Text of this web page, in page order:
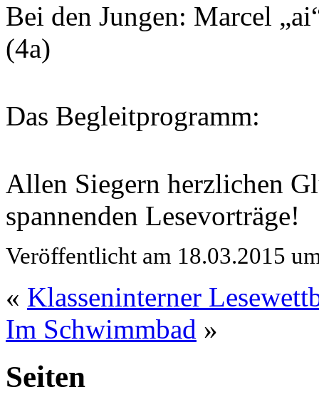
Bei den Jungen: Marcel
(4a)
Das Begleitprogramm:
Allen Siegern herzlichen
spannenden Lesevorträge!
Veröffentlicht am 18.03.2015
« Klasseninterner
Im Schwimmbad »
Seiten